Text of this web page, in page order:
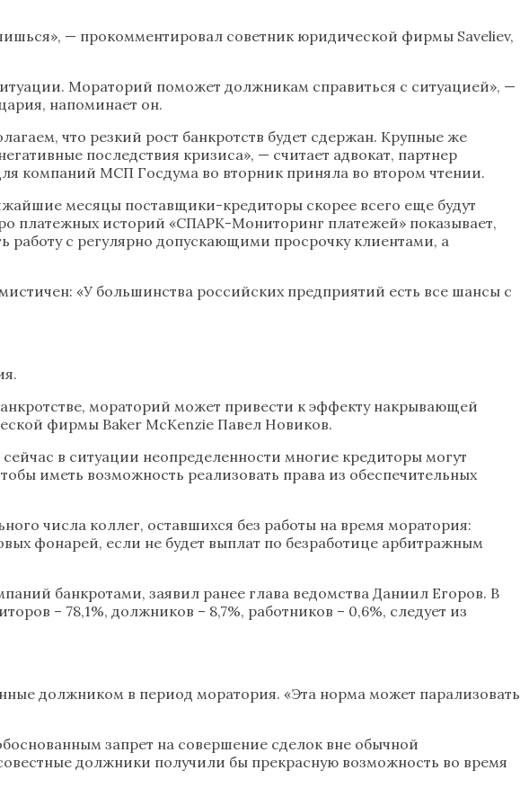
— прокомментировал советник юридической фирмы Saveliev,
Мораторий поможет должникам справиться с ситуацией», —
напоминает он.
что резкий рост банкротств будет сдержан. Крупные же
последствия кризиса», — считает адвокат, партнер
компаний МСП Госдума во вторник приняла во втором чтении.
месяцы поставщики-кредиторы скорее всего еще будут
платежных историй «СПАРК-Мониторинг платежей» показывает,
работу с регулярно допускающими просрочку клиентами, а
«У большинства российских предприятий есть все шансы с
мораторий может привести к эффекту накрывающей
фирмы Baker McKenzie Павел Новиков.
в ситуации неопределенности многие кредиторы могут
иметь возможность реализовать права из обеспечительных
числа коллег, оставшихся без работы на время моратория:
фонарей, если не будет выплат по безработице арбитражным
банкротами, заявил ранее глава ведомства Даниил Егоров. В
– 78,1%, должников – 8,7%, работников – 0,6%, следует из
должником в период моратория. «Эта норма может парализовать
запрет на совершение сделок вне обычной
должники получили бы прекрасную возможность во время